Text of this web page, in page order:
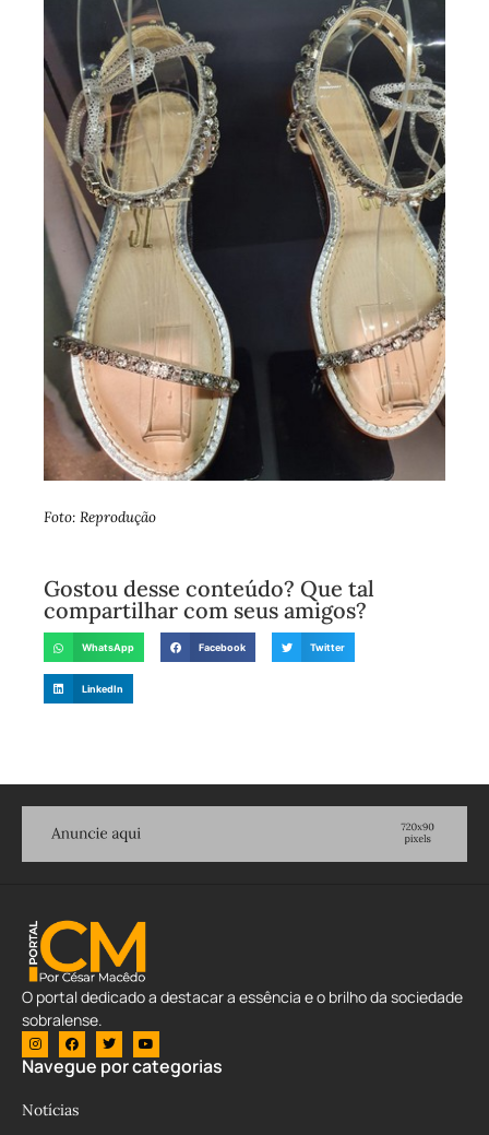
Foto: Reprodução
Gostou desse conteúdo? Que tal
compartilhar com seus amigos?
WhatsApp Facebook Twitter
LinkedIn
O portal dedicado a destacar a essência e o brilho da sociedade
sobralense.
Navegue por categorias
Notícias